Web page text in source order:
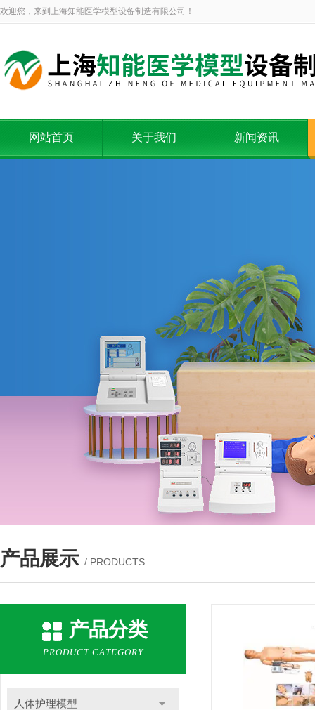
欢迎您，来到上海知能医学模型设备制造有限公司！
网站首页 关于我们 新闻资讯
产品展示 / PRODUCTS
产品分类
PRODUCT CATEGORY
人体护理模型